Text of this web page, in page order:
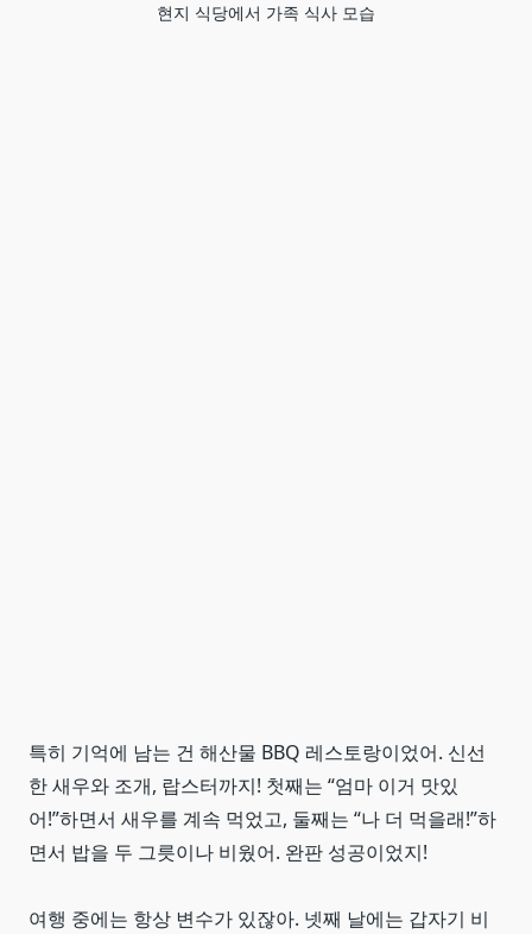
현지 식당에서 가족 식사 모습
특히 기억에 남는 건 해산물 BBQ 레스토랑이었어. 신선
한 새우와 조개, 랍스터까지! 첫째는 “엄마 이거 맛있
어!”하면서 새우를 계속 먹었고, 둘째는 “나 더 먹을래!”하
면서 밥을 두 그릇이나 비웠어. 완판 성공이었지!
여행 중에는 항상 변수가 있잖아. 넷째 날에는 갑자기 비